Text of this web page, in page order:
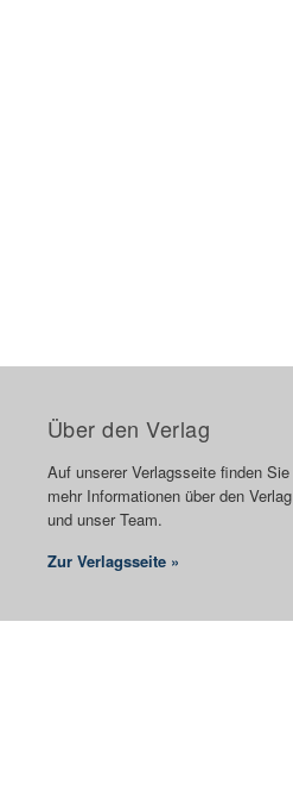
Über den Verlag
Auf unserer Verlagsseite finden Sie
mehr Informationen über den Verlag
und unser Team.
Zur Verlagsseite »